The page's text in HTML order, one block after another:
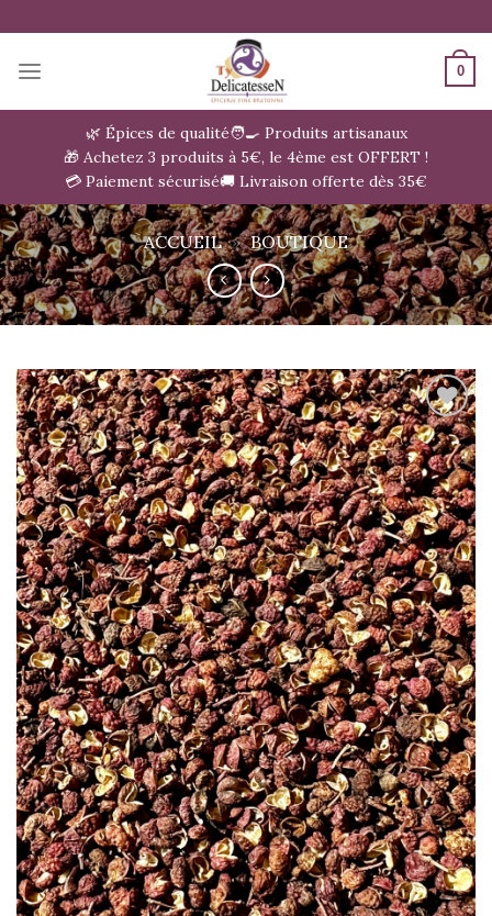
au
contenu
0
🌿 Épices de qualité🧑‍🍳 Produits artisanaux
🎁 Achetez 3 produits à 5€, le 4ème est OFFERT !
💳 Paiement sécurisé🚚 Livraison offerte dès 35€
ACCUEIL » BOUTIQUE